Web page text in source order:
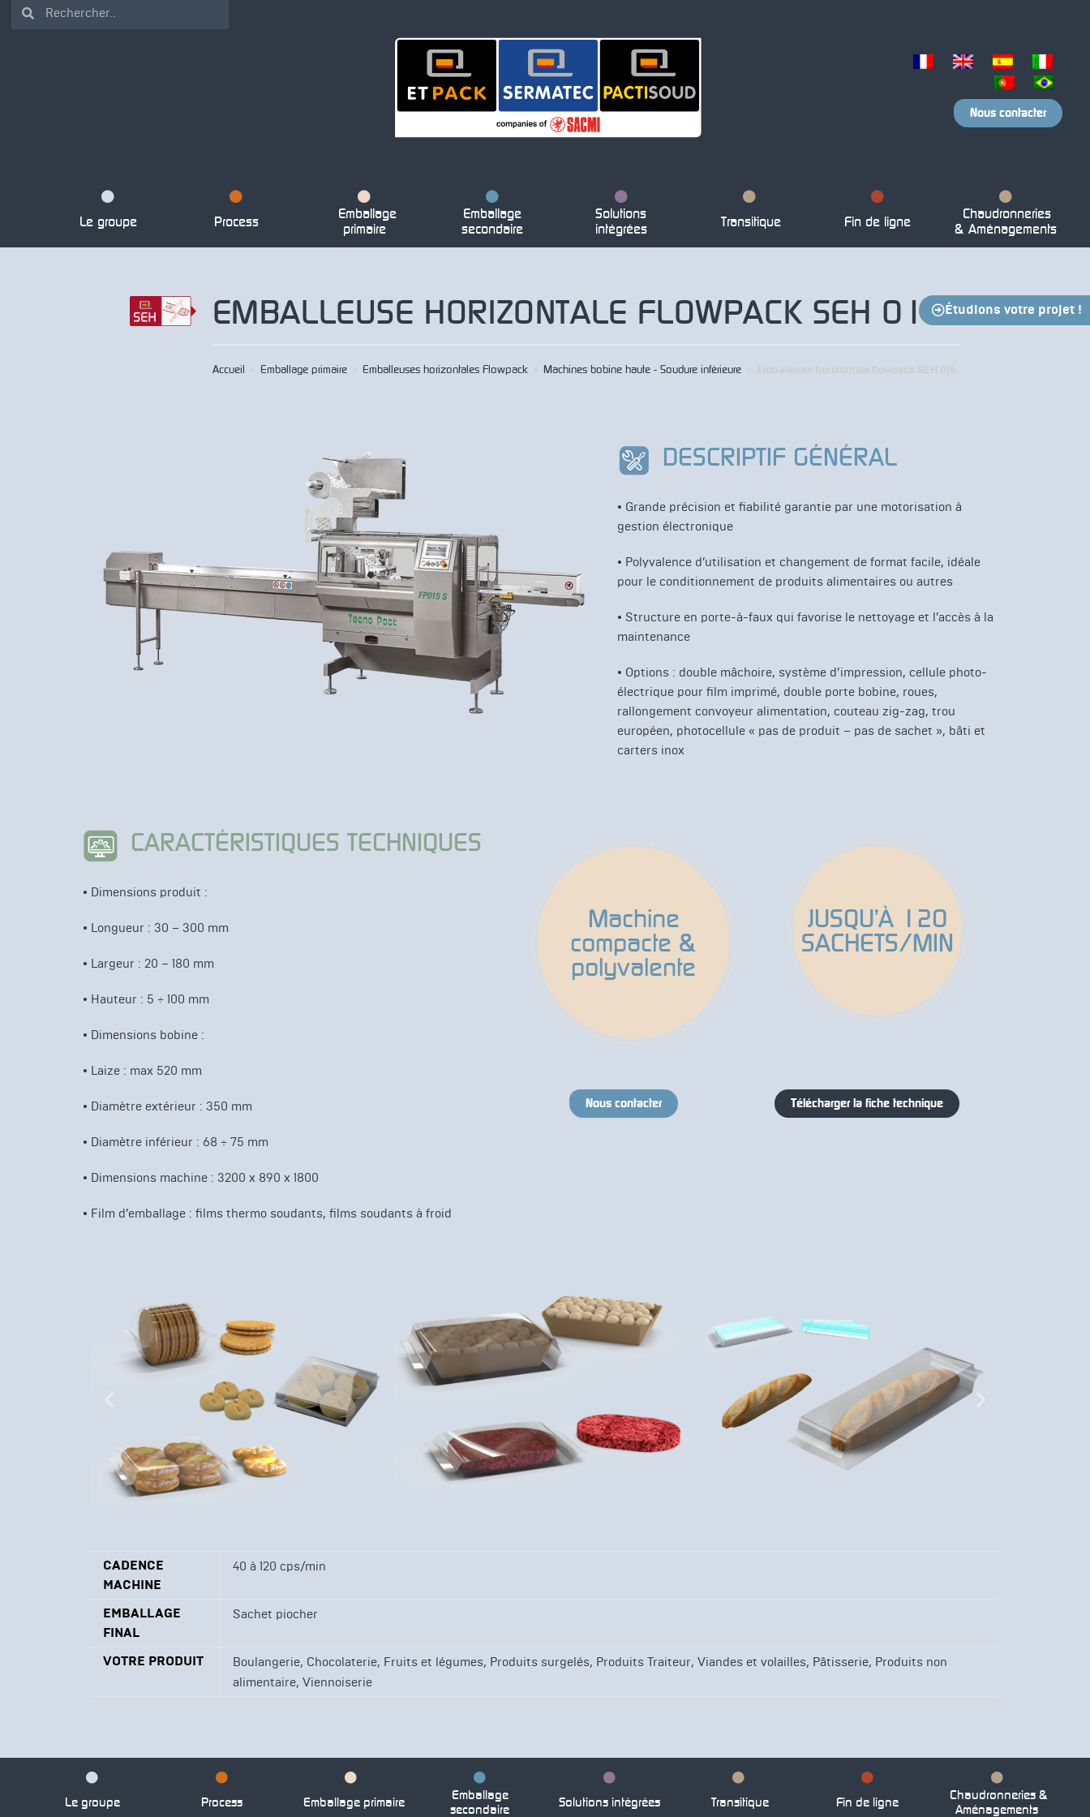
Étudions votre projet !
Nous contacter
Le groupe Process
Emballage
primaire
Emballage
secondaire
Solutions
intégrées
Transitique Fin de ligne
Chaudronneries
& Aménagements
EMBALLEUSE HORIZONTALE FLOWPACK SEH 015
Accueil > Emballage primaire > Emballeuses horizontales Flowpack > Machines bobine haute - Soudure inférieure > Emballeuse horizontale flowpack SEH 015
DESCRIPTIF GÉNÉRAL
• Grande précision et fiabilité garantie par une motorisation à
gestion électronique
• Polyvalence d’utilisation et changement de format facile, idéale
pour le conditionnement de produits alimentaires ou autres
• Structure en porte-à-faux qui favorise le nettoyage et l’accès à la
maintenance
• Options : double mâchoire, système d’impression, cellule photo-
électrique pour film imprimé, double porte bobine, roues,
rallongement convoyeur alimentation, couteau zig-zag, trou
européen, photocellule « pas de produit – pas de sachet », bâti et
carters inox
CARACTÉRISTIQUES TECHNIQUES
• Dimensions produit :
• Longueur : 30 – 300 mm
• Largeur : 20 – 180 mm
• Hauteur : 5 ÷ 100 mm
• Dimensions bobine :
• Laize : max 520 mm
• Diamètre extérieur : 350 mm
• Diamètre inférieur : 68 ÷ 75 mm
• Dimensions machine : 3200 x 890 x 1800
• Film d’emballage : films thermo soudants, films soudants à froid
Machine
compacte &
polyvalente
JUSQU’À 120
SACHETS/MIN
Nous contacter Télécharger la fiche technique
CADENCE
MACHINE
40 à 120 cps/min
EMBALLAGE
FINAL
Sachet piocher
VOTRE PRODUIT Boulangerie, Chocolaterie, Fruits et légumes, Produits surgelés, Produits Traiteur, Viandes et volailles, Pâtisserie, Produits non
alimentaire, Viennoiserie
Le groupe Process Emballage primaire
Emballage
secondaire
Solutions intégrées Transitique Fin de ligne
Chaudronneries &
Aménagements